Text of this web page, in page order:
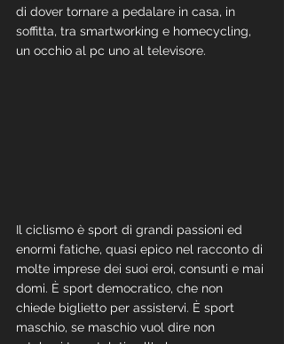
di dover tornare a pedalare in casa, in
soffitta, tra smartworking e homecycling,
un occhio al pc uno al televisore.
Il ciclismo è sport di grandi passioni ed
enormi fatiche, quasi epico nel racconto di
molte imprese dei suoi eroi, consunti e mai
domi. È sport democratico, che non
chiede biglietto per assistervi. È sport
maschio, se maschio vuol dire non